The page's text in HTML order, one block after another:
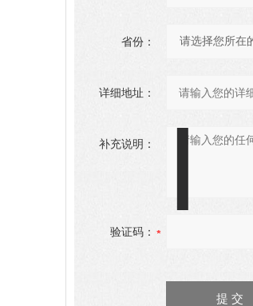
省份：
详细地址：
补充说明：
验证码：